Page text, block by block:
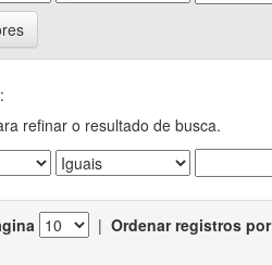
refinar o resultado de busca.
| Ordenar registros por